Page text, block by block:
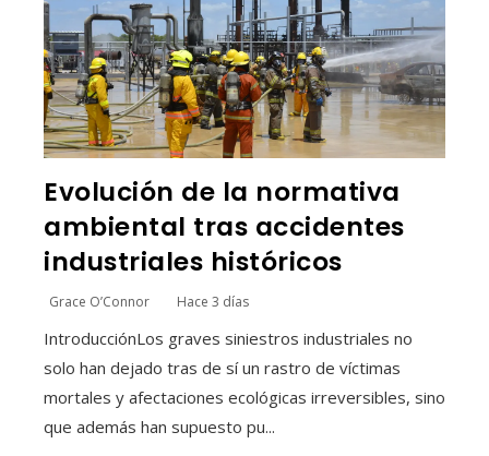
Evolución de la normativa
ambiental tras accidentes
industriales históricos
Grace O’Connor Hace 3 días
IntroducciónLos graves siniestros industriales no
solo han dejado tras de sí un rastro de víctimas
mortales y afectaciones ecológicas irreversibles, sino
que además han supuesto pu...